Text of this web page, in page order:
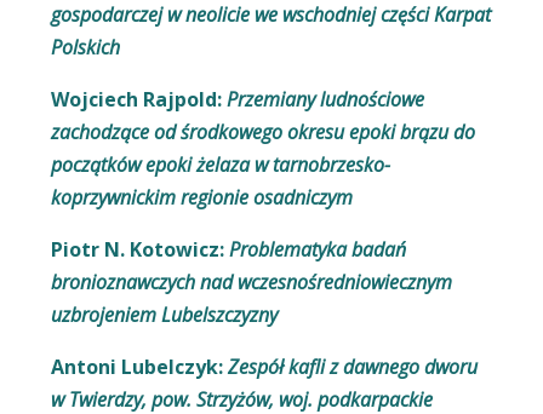
gospodarczej w neolicie we wschodniej części Karpat
Polskich
Wojciech Rajpold:Przemiany ludnościowe
zachodzące od środkowego okresu epoki brązu do
początków epoki żelaza w tarnobrzesko-
koprzywnickim regionie osadniczym
Piotr N. Kotowicz:Problematyka badań
bronioznawczych nad wczesnośredniowiecznym
uzbrojeniem Lubelszczyzny
Antoni Lubelczyk:Zespół kafli z dawnego dworu
w Twierdzy, pow. Strzyżów, woj. podkarpackie